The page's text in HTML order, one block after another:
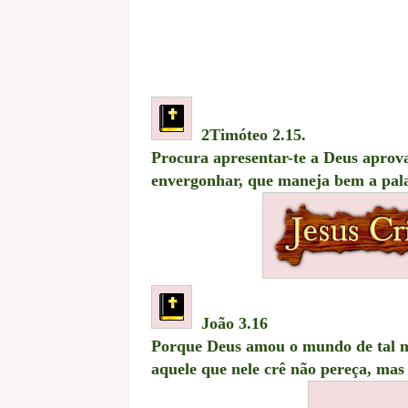
2Timóteo 2.15.
Procura apresentar-te a Deus
envergonhar, que maneja bem a
João 3.16
Porque Deus amou o mundo de tal
aquele que nele crê não pereça,